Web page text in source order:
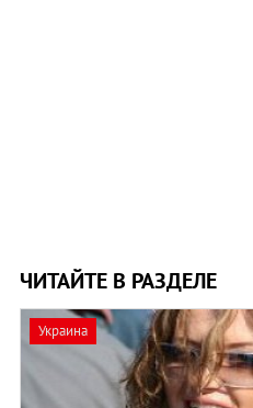
ЧИТАЙТЕ В РАЗДЕЛЕ
Украина